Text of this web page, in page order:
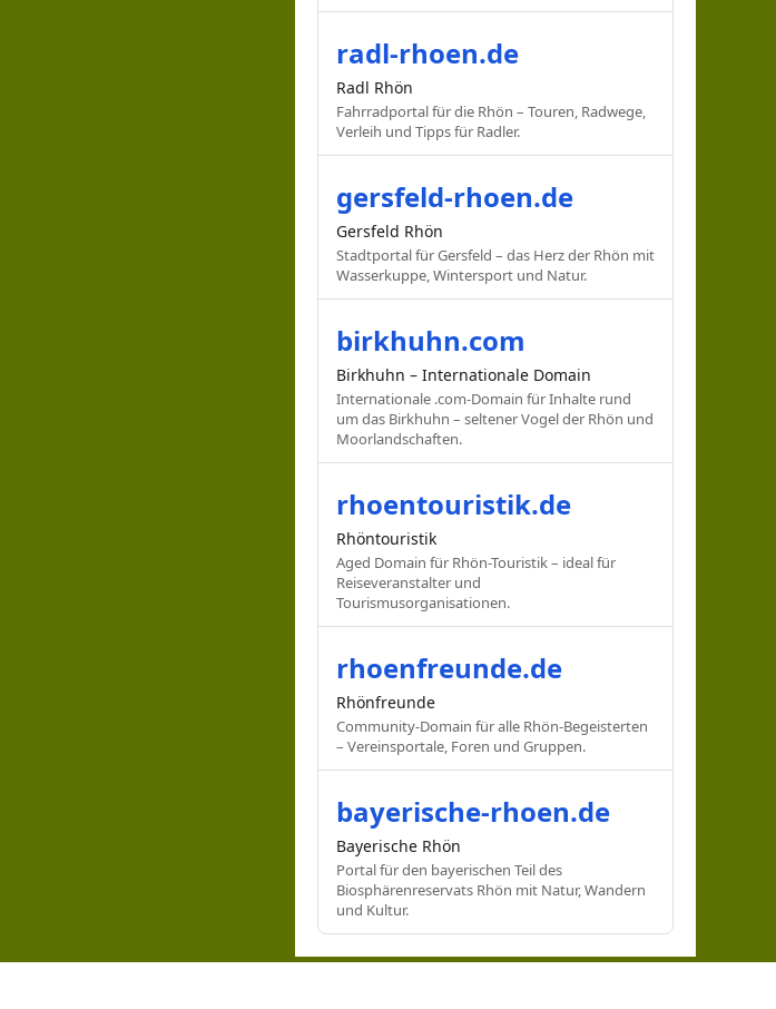
radl-rhoen.de
Radl Rhön
Fahrradportal für die Rhön – Touren, Radwege,
Verleih und Tipps für Radler.
gersfeld-rhoen.de
Gersfeld Rhön
Stadtportal für Gersfeld – das Herz der Rhön mit
Wasserkuppe, Wintersport und Natur.
birkhuhn.com
Birkhuhn – Internationale Domain
Internationale .com-Domain für Inhalte rund
um das Birkhuhn – seltener Vogel der Rhön und
Moorlandschaften.
rhoentouristik.de
Rhöntouristik
Aged Domain für Rhön-Touristik – ideal für
Reiseveranstalter und
Tourismusorganisationen.
rhoenfreunde.de
Rhönfreunde
Community-Domain für alle Rhön-Begeisterten
– Vereinsportale, Foren und Gruppen.
bayerische-rhoen.de
Bayerische Rhön
Portal für den bayerischen Teil des
Biosphärenreservats Rhön mit Natur, Wandern
und Kultur.